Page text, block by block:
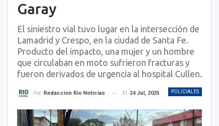
Garay
El siniestro vial tuvo lugar en la intersección de
Lamadrid y Crespo, en la ciudad de Santa Fe.
Producto del impacto, una mujer y un hombre
que circulaban en moto sufrieron fracturas y
fueron derivados de urgencia al hospital Cullen.
POLICIALES
Por Redaccion Rio Noticias El 24 Jul, 2025